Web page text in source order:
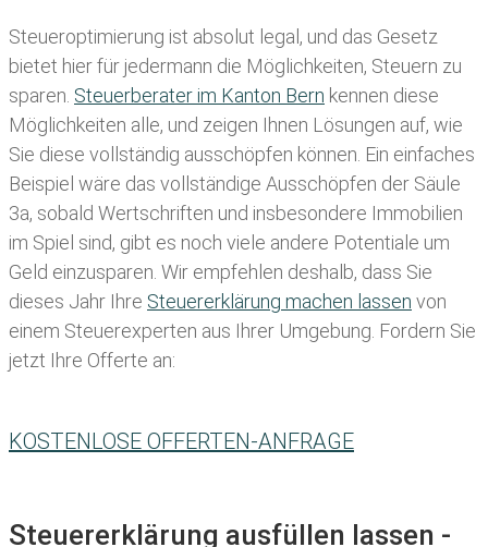
Steueroptimierung ist absolut legal, und das Gesetz
bietet hier für jedermann die Möglichkeiten, Steuern zu
sparen. Steuerberater im K anton Bern kennen diese
Möglichkeiten alle, und zeigen Ihnen Lösungen auf, wie
Sie diese vollständig ausschöpfen können. Ein einfaches
Beispiel wäre das vollständige Ausschöpfen der Säule
3a, sobald Wertschriften und insbesondere Immobilien
im Spiel sind, gibt es noch viele andere Potentiale um
Geld einzusparen. Wir empfehlen deshalb, dass Sie
dieses Jahr Ihre Steuererklärung machen lassen von
einem Steuerexperten aus Ihrer Umgebung. Fordern Sie
jetzt Ihre Offerte an:
KOSTENLOSE OFFERTEN-ANFRAGE
Steuererklärung ausfüllen lassen -